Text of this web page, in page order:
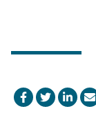
Facebook
Twitter